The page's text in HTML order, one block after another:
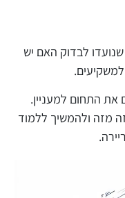
לבדוק האם יש
למשקיעים.
התחום למעניין.
מזה ולהמשיך ללמוד